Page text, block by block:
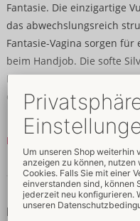
Fantasie. Die einzigartige
das abwechslungsreich
Fantasie-Vagina sorgen
beim Handjob. Die softe
Reinigung leicht aus dem
entnehmen.
Für ein vollautomatisches
der Masturbator mit dem
Adapter Keon by Kiiroo
Lieferumfang enthalten).
Wirklichkeit!
Mehr lesen
Daten &
Eigenschaften